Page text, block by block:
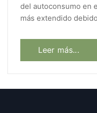
del autoconsumo en
más extendido
Leer más...